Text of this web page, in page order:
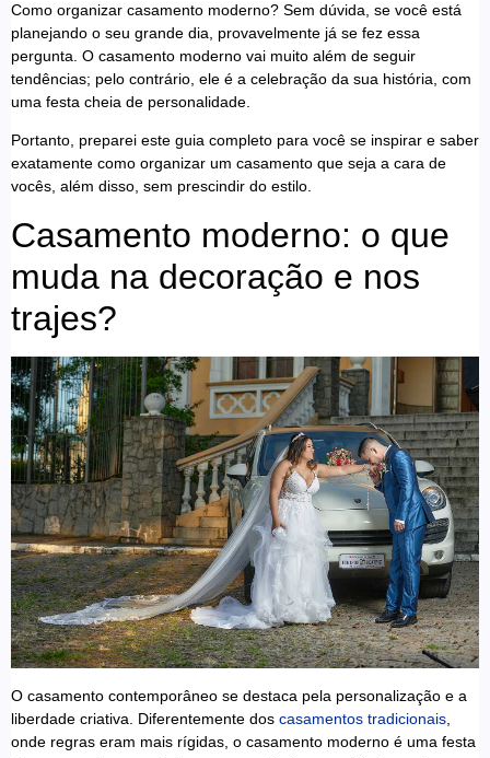
Como organizar casamento moderno? Sem dúvida, se você está
planejando o seu grande dia, provavelmente já se fez essa
pergunta. O casamento moderno vai muito além de seguir
tendências; pelo contrário, ele é a celebração da sua história, com
uma festa cheia de personalidade.
Portanto, preparei este guia completo para você se inspirar e saber
exatamente como organizar um casamento que seja a cara de
vocês, além disso, sem prescindir do estilo.
Casamento moderno: o que
muda na decoração e nos
trajes?
O casamento contemporâneo se destaca pela personalização e a
liberdade criativa. Diferentemente dos casamentos tradicionais
onde regras eram mais rígidas, o casamento moderno é uma festa